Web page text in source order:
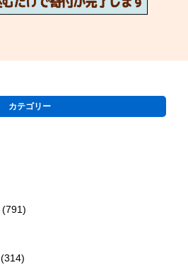
カテゴリー
(791)
(314)